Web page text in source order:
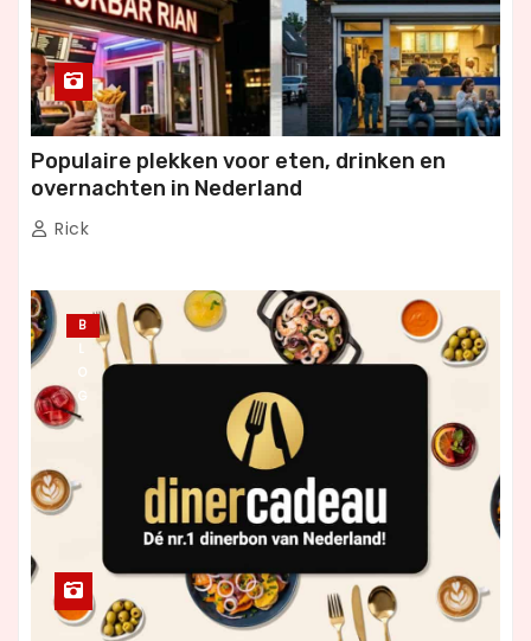
Populaire plekken voor eten, drinken en
overnachten in Nederland
Rick
B
L
O
G